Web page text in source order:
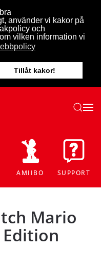
använder vi kakor på
och
vilken information vi
Tillåt kakor!
AMIIBO SUPPORT
Mario
Edition